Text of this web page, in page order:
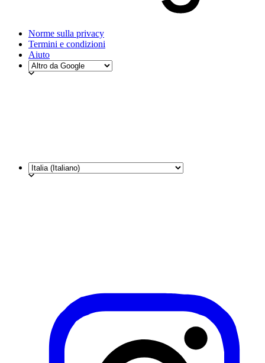
Norme sulla privacy
Termini e condizioni
Aiuto